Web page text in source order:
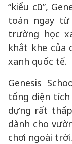
“kiểu cũ”,
toán ngay
trường học
khắt khe của
xanh quốc tế.
Genesis
tổng diện
dựng rất
dành cho
chơi ngoài